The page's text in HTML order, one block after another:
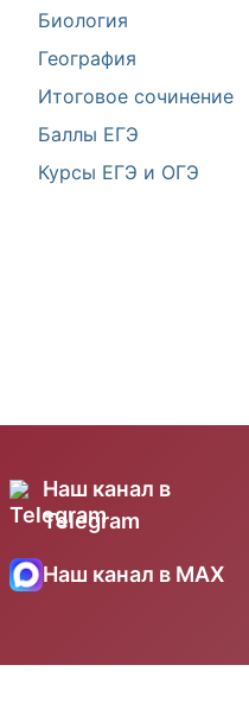
Биология
География
Итоговое сочинение
Баллы ЕГЭ
Курсы ЕГЭ и ОГЭ
Наш канал в
Telegram
Наш канал в MAX